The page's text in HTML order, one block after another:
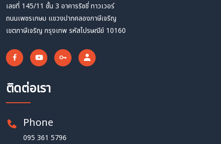
เลขที่ 145/11 ชั้น 3 อาคารริชชี่ ทาวเวอร์
ถนนเพชรเกษม แขวงปากคลองภาษีเจริญ
เขตภาษีเจริญ กรุงเทพ รหัสไปรษณีย์ 10160
ติดต่อเรา
Phone
095 361 5796